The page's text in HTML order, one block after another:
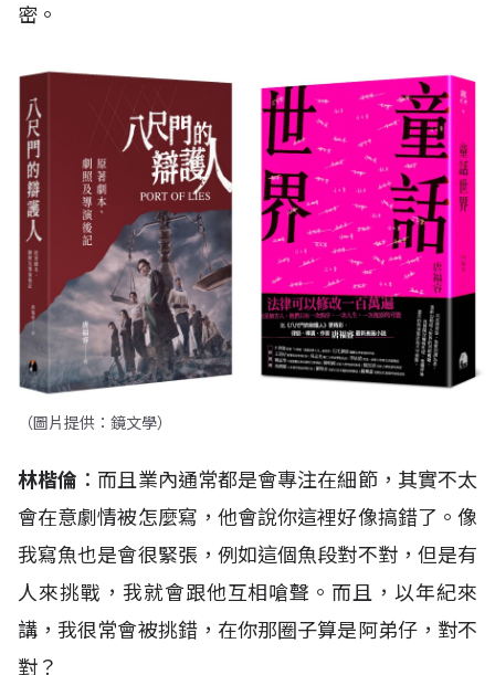
密。
（圖片提供：鏡文學）
林楷倫 ：而且業內通常都是會專注在細節，其實不太
會在意劇情被怎麼寫，他會說你這裡好像搞錯了。像
我寫魚也是會很緊張，例如這個魚段對不對，但是有
人來挑戰，我就會跟他互相嗆聲。而且，以年紀來
講，我很常會被挑錯，在你那圈子算是阿弟仔，對不
對？